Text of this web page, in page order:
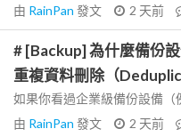
由 RainPan 發文 2 天前
# [Backup] 為什麼備份
重複資料刪除（
如果你看過企業級備份設備
由 RainPan 發文 2 天前